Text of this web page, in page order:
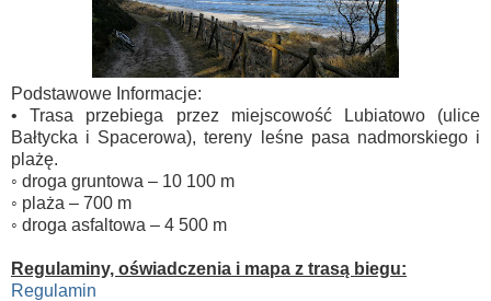
Podstawowe Informacje:
• Trasa przebiega przez miejscowość Lubiatowo (ulice
Bałtycka i Spacerowa), tereny leśne pasa nadmorskiego i
plażę.
◦ droga gruntowa – 10 100 m
◦ plaża – 700 m
◦ droga asfaltowa – 4 500 m
Regulaminy, oświadczenia i mapa z trasą biegu:
Regulamin